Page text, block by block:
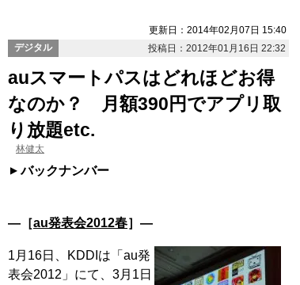
更新日：2014年02月07日 15:40
デジタル
投稿日：2012年01月16日 22:32
auスマートパスはどれほどお得
なのか？ 月額390円でアプリ取
り放題etc.
林健太
バックナンバー
―［au発表会2012春］―
1月16日、KDDIは「au発
表会2012」にて、3月1日